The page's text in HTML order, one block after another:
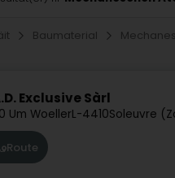
Baumaterial
Exclusive Sàrl
Um WoellerL-4410Soleuvre
Route